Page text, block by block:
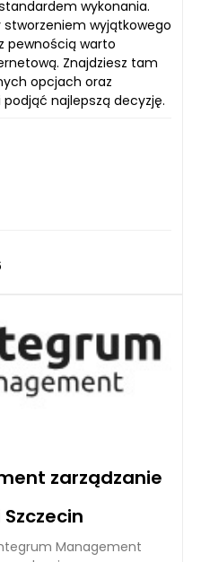
wykonania.
wyjątkowego
pewnością warto
Znajdziesz tam
opcjach oraz
najlepszą decyzję.
zarządzanie
Management